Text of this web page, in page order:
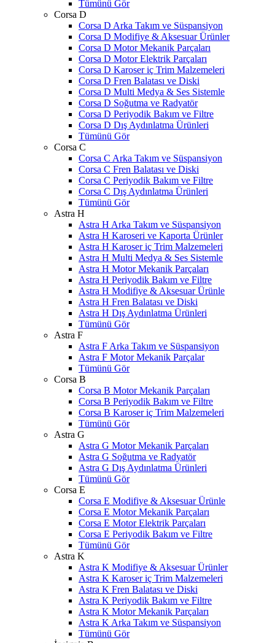
Tümünü Gör
Corsa D
Corsa D Arka Takım ve Süspansiyon
Corsa D Modifiye & Aksesuar Ürünler
Corsa D Motor Mekanik Parçaları
Corsa D Motor Elektrik Parçaları
Corsa D Karoser iç Trim Malzemeleri
Corsa D Fren Balatası ve Diski
Corsa D Multi Medya & Ses Sistemle
Corsa D Soğutma ve Radyatör
Corsa D Periyodik Bakım ve Filtre
Corsa D Dış Aydınlatma Ürünleri
Tümünü Gör
Corsa C
Corsa C Arka Takım ve Süspansiyon
Corsa C Fren Balatası ve Diski
Corsa C Periyodik Bakım ve Filtre
Corsa C Dış Aydınlatma Ürünleri
Tümünü Gör
Astra H
Astra H Arka Takım ve Süspansiyon
Astra H Karoseri ve Kaporta Ürünler
Astra H Karoser iç Trim Malzemeleri
Astra H Multi Medya & Ses Sistemle
Astra H Motor Mekanik Parçaları
Astra H Periyodik Bakım ve Filtre
Astra H Modifiye & Aksesuar Ürünle
Astra H Fren Balatası ve Diski
Astra H Dış Aydınlatma Ürünleri
Tümünü Gör
Astra F
Astra F Arka Takım ve Süspansiyon
Astra F Motor Mekanik Parçalar
Tümünü Gör
Corsa B
Corsa B Motor Mekanik Parçaları
Corsa B Periyodik Bakım ve Filtre
Corsa B Karoser iç Trim Malzemeleri
Tümünü Gör
Astra G
Astra G Motor Mekanik Parçaları
Astra G Soğutma ve Radyatör
Astra G Dış Aydınlatma Ürünleri
Tümünü Gör
Corsa E
Corsa E Modifiye & Aksesuar Ürünle
Corsa E Motor Mekanik Parçaları
Corsa E Motor Elektrik Parçaları
Corsa E Periyodik Bakım ve Filtre
Tümünü Gör
Astra K
Astra K Modifiye & Aksesuar Ürünler
Astra K Karoser iç Trim Malzemeleri
Astra K Fren Balatası ve Diski
Astra K Periyodik Bakım ve Filtre
Astra K Motor Mekanik Parçaları
Astra K Arka Takım ve Süspansiyon
Tümünü Gör